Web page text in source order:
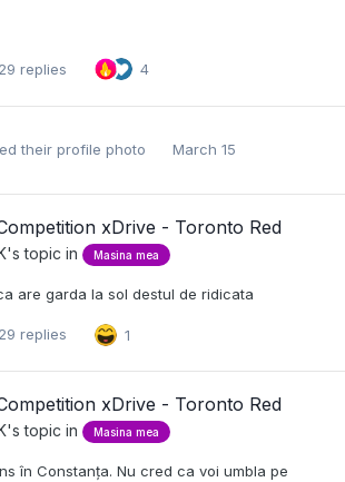
29 replies 4
their profile photo March 15
xDrive - Toronto Red
's topic in Masina mea
are garda la sol destul de ridicata
29 replies 1
xDrive - Toronto Red
's topic in Masina mea
în Constanța. Nu cred ca voi umbla pe